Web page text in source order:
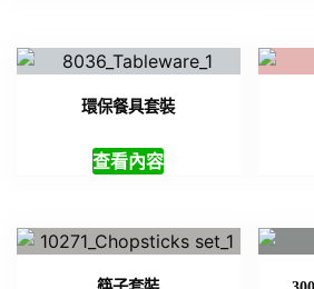
環保餐具套裝
查看內容